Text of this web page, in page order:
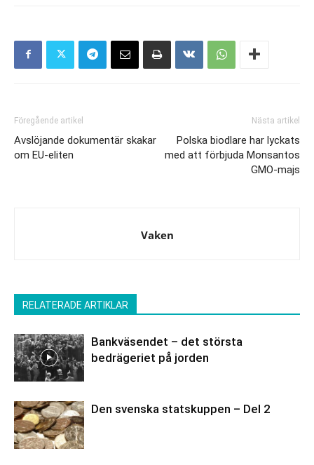
Föregående artikel
Avslöjande dokumentär skakar
om EU-eliten
Nästa artikel
Polska biodlare har lyckats
med att förbjuda Monsantos
GMO-majs
Vaken
RELATERADE ARTIKLAR
Bankväsendet – det största
bedrägeriet på jorden
Den svenska statskuppen – Del 2